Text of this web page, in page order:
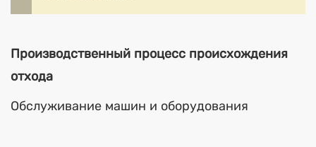
Производственный процесс происхождения
отхода
Обслуживание машин и оборудования